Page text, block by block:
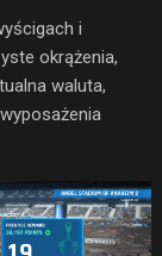
i
okrążenia,
waluta,